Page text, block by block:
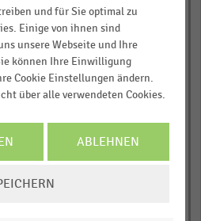
H2 2016 (n=71)
H2 2018 (n=65)
Flächennachfrage
bleibt konstant
Flächennachfrage
wird steigen
© Handelsdaten 2026
Daten und Kennzahlen
Statistiken
Excel, PNG, PDF
und für Sie optimal zu
Einige von ihnen sind
unsere Webseite und Ihre
können Ihre Einwilligung
Cookie Einstellungen ändern.
über alle verwendeten Cookies.
ABLEHNEN